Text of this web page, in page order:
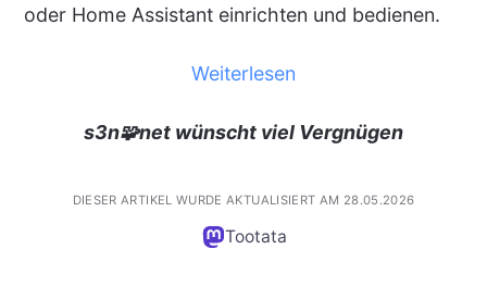
oder Home Assistant einrichten und bedienen.
Weiterlesen
s3n🧩net wünscht viel Vergnügen
DIESER ARTIKEL WURDE AKTUALISIERT AM 28.05.2026
Tootata